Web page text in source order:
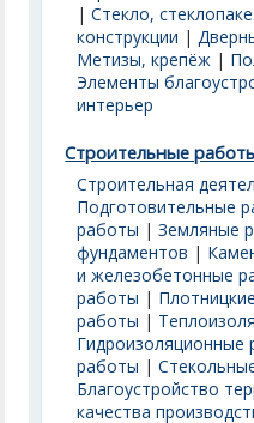
|Стекло,
конструкции |
Метизы, крепёж |
Элементы
интерьер
Строительные
Строительная
Подготовительные
работы |Земляные
фундаментов |
и железобетонные
работы |
работы |
Гидроизоляционные
работы |
Благоустройство
качества